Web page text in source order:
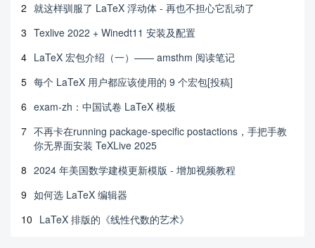
2 就这样驯服了 LaTeX 浮动体 - 再也不担心它乱动了
3 Texlive 2022 + Winedt11 安装及配置
4 LaTeX 宏包介绍（一）—— amsthm 阅读笔记
5 每个 LaTeX 用户都应该使用的 9 个宏包[投稿]
6 exam-zh：中国试卷 LaTeX 模板
7 不再卡在running package-specific postactions，手把手教
你无界面安装 TeXLive 2025
8 2024 年美国数学建模更新模版 - 增加视频教程
9 如何选 LaTeX 编辑器
10 LaTeX 排版的《线性代数的艺术》